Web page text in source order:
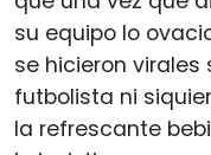
su equipo lo
se hicieron virales
futbolista ni
la refrescante